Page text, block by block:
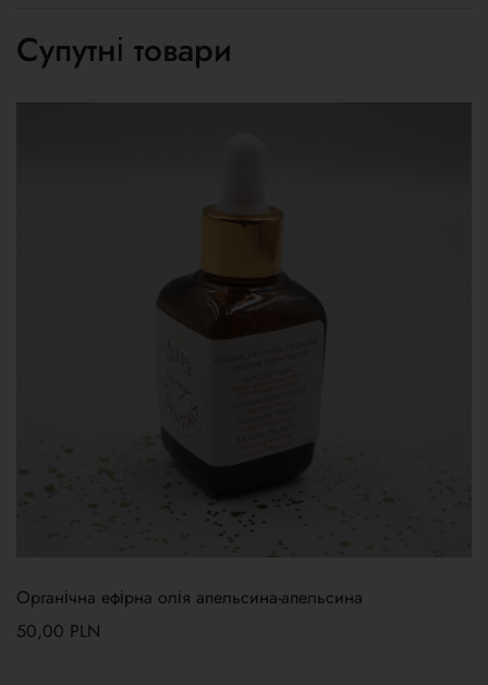
Супутні товари
Органічна ефірна олія апельсина-апельсина
50,00 PLN